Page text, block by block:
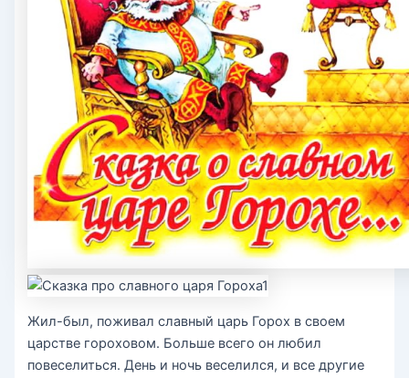
Жил-был, поживал славный царь Горох в своем
царстве гороховом. Больше всего он любил
повеселиться. День и ночь веселился, и все другие